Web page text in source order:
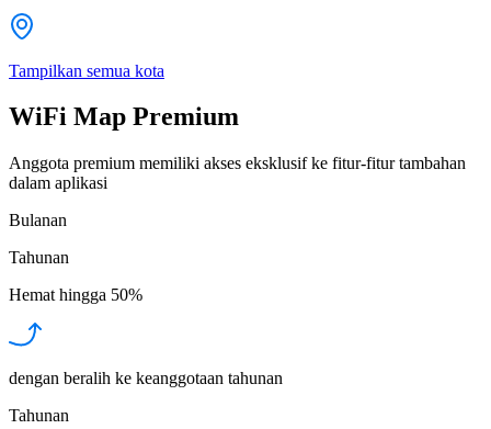
Tampilkan semua kota
WiFi Map Premium
Anggota premium memiliki akses eksklusif ke fitur-fitur tambahan
dalam aplikasi
Bulanan
Tahunan
Hemat hingga 50%
dengan beralih ke keanggotaan tahunan
Tahunan